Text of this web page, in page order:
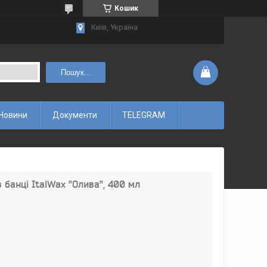
Кошик
Київ, Україна
Пошук...
Документи TELEGRAM
банці ItalWax "Олива", 400 мл